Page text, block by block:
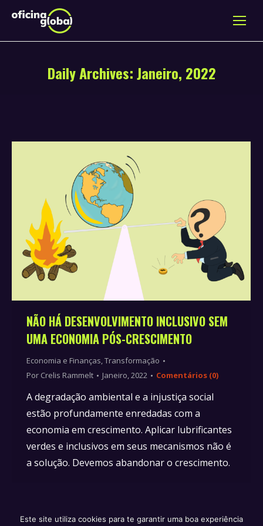
Daily Archives:Janeiro, 2022
NÃO HÁ DESENVOLVIMENTO INCLUSIVO SEM
UMA ECONOMIA PÓS-CRESCIMENTO
Economia e Finanças,Transformação
Por Crelis Rammelt Janeiro, 2022 Comentários (0)
A degradação ambiental e a injustiça social
estão profundamente enredadas com a
economia em crescimento. Aplicar lubrificantes
verdes e inclusivos em seus mecanismos não é
a solução. Devemos abandonar o crescimento.
Este site utiliza cookies para te garantir uma boa experiência